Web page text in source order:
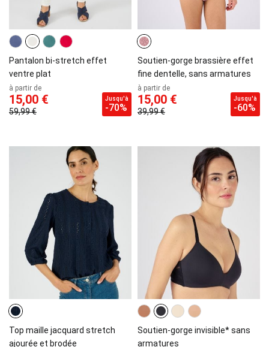
Pantalon bi-stretch effet
ventre plat
à partir de
15,00 €
59,99 €
Jusqu'à
-70%
Soutien-gorge brassière effet
fine dentelle, sans armatures
à partir de
15,00 €
39,99 €
Jusqu'à
-60%
Top maille jacquard stretch
ajourée et brodée
Soutien-gorge invisible* sans
armatures